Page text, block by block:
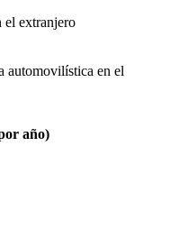
el extranjero
automovilística en el
año)